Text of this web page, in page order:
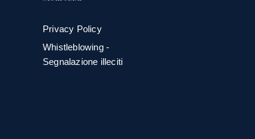
Privacy Policy
Whistleblowing -
Segnalazione illeciti